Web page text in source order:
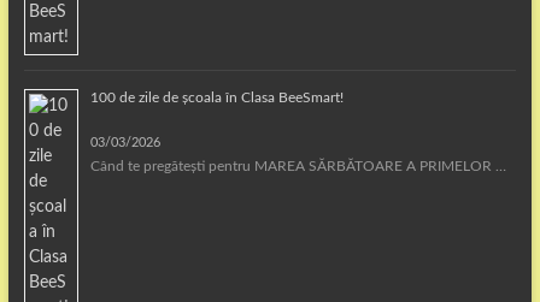
100 de zile de școala în Clasa BeeSmart!
03/03/2026
Când te pregătești pentru MAREA SĂRBĂTOARE A PRIMELOR …